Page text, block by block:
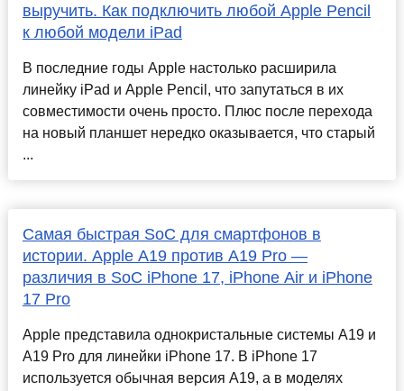
выручить. Как подключить любой Apple Pencil
к любой модели iPad
В последние годы Apple настолько расширила
линейку iPad и Apple Pencil, что запутаться в их
совместимости очень просто. Плюс после перехода
на новый планшет нередко оказывается, что старый
...
Самая быстрая SoC для смартфонов в
истории. Apple A19 против A19 Pro —
различия в SoC iPhone 17, iPhone Air и iPhone
17 Pro
Apple представила однокристальные системы A19 и
A19 Pro для линейки iPhone 17. В iPhone 17
используется обычная версия A19, а в моделях